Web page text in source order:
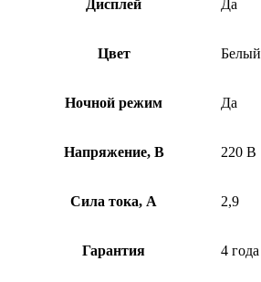
Дисплей Да
Цвет Белый
Ночной режим Да
Напряжение, В 220 В
Сила тока, А 2,9
Гарантия 4 года